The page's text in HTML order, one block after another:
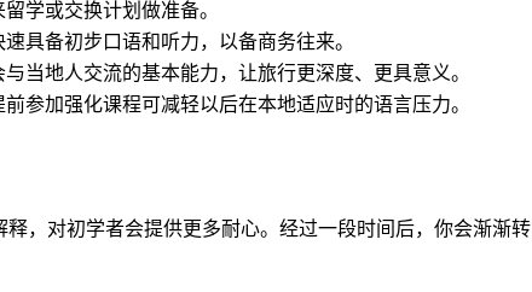
学或交换计划做准备。
具备初步口语和听力，以备商务往来。
当地人交流的基本能力，让旅行更深度、更具意义。
参加强化课程可减轻以后在本地适应时的语言压力。
，对初学者会提供更多耐心。经过一段时间后，你会渐渐转